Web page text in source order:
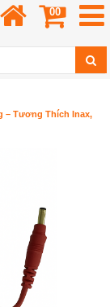
00
– Tương Thích Inax,